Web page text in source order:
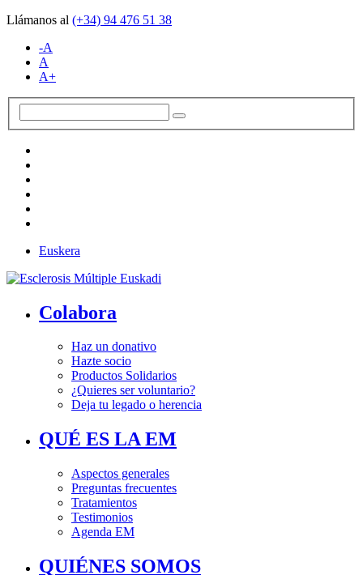
Llámanos al (+34) 94 476 51 38
-A
A
A+
Euskera
Colabora
Haz un donativo
Hazte socio
Productos Solidarios
¿Quieres ser voluntario?
Deja tu legado o herencia
QUÉ ES LA EM
Aspectos generales
Preguntas frecuentes
Tratamientos
Testimonios
Agenda EM
QUIÉNES SOMOS